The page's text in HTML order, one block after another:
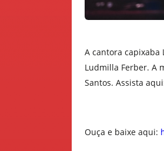
A cantora capixaba
Ludmilla Ferber. A
Santos. Assista
Ouça e baixe aqui: